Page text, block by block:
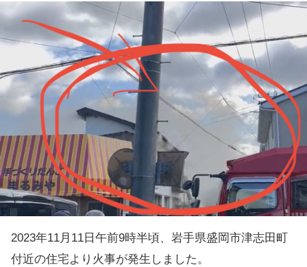
2023年11月11日午前9時半頃、岩手県盛岡市津志田町
付近の住宅より火事が発生しました。